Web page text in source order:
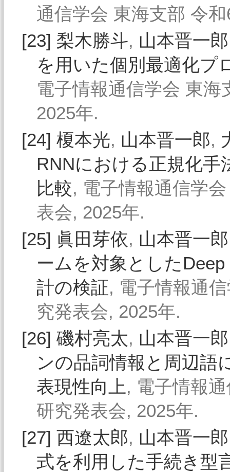
通信学会 東海支部 令
[23] 梨木勝斗, 山本晋一郎
を用いた個別最適化プ
電子情報通信学会 東
2025年.
[24] 榎本光, 山本晋一郎,
RNNにおける正規化手
比較, 電子情報通信学
表会, 2025年.
[25] 眞田芽依, 山本晋一郎
ームを対象とした
計の検証, 電子情報通
究発表会, 2025年.
[26] 磯村亮太, 山本晋一郎
ンの品詞情報と周辺語
表現性向上, 電子情報
研究発表会, 2025年.
[27] 西遼太郎, 山本晋一郎
式を利用した手続き型